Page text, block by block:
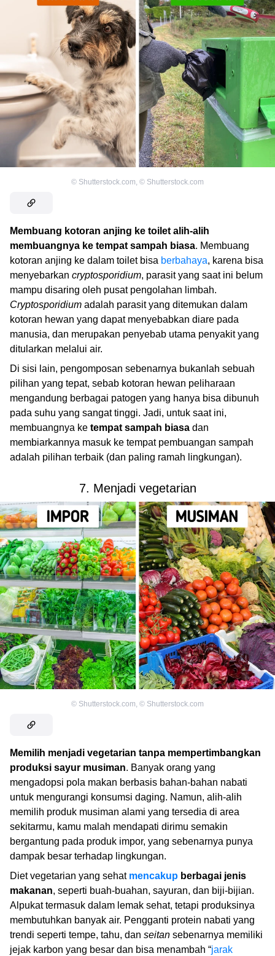
© Shutterstock.com, © Shutterstock.com
Membuang kotoran anjing ke toilet alih-alih
membuangnya ke tempat sampah biasa. Membuang
kotoran anjing ke dalam toilet bisa berbahaya, karena bisa
menyebarkan cryptosporidium, parasit yang saat ini belum
mampu disaring oleh pusat pengolahan limbah.
Cryptosporidium adalah parasit yang ditemukan dalam
kotoran hewan yang dapat menyebabkan diare pada
manusia, dan merupakan penyebab utama penyakit yang
ditularkan melalui air.
Di sisi lain, pengomposan sebenarnya bukanlah sebuah
pilihan yang tepat, sebab kotoran hewan peliharaan
mengandung berbagai patogen yang hanya bisa dibunuh
pada suhu yang sangat tinggi. Jadi, untuk saat ini,
membuangnya ke tempat sampah biasa dan
membiarkannya masuk ke tempat pembuangan sampah
adalah pilihan terbaik (dan paling ramah lingkungan).
7. Menjadi vegetarian
© Shutterstock.com, © Shutterstock.com
Memilih menjadi vegetarian tanpa mempertimbangkan
produksi sayur musiman. Banyak orang yang
mengadopsi pola makan berbasis bahan-bahan nabati
untuk mengurangi konsumsi daging. Namun, alih-alih
memilih produk musiman alami yang tersedia di area
sekitarmu, kamu malah mendapati dirimu semakin
bergantung pada produk impor, yang sebenarnya punya
dampak besar terhadap lingkungan.
Diet vegetarian yang sehat mencakup berbagai jenis
makanan, seperti buah-buahan, sayuran, dan biji-bijian.
Alpukat termasuk dalam lemak sehat, tetapi produksinya
membutuhkan banyak air. Pengganti protein nabati yang
trendi seperti tempe, tahu, dan seitan sebenarnya memiliki
jejak karbon yang besar dan bisa menambah “jarak